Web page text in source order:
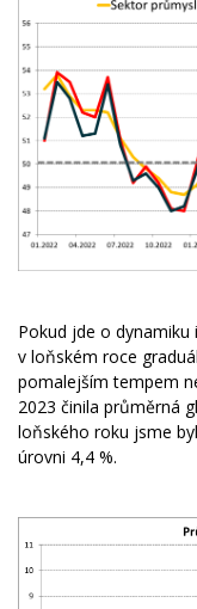
Pokud jde o dynamiku
v loňském roce
pomalejším tempem
2023 činila průměrná
loňského roku jsme
úrovni 4,4 %.